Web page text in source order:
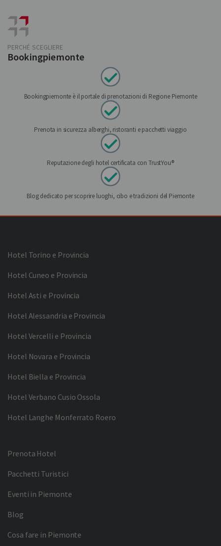
PERCHÉ SCEGLIERE
Bookingpiemonte
Bookingpiemonte è il portale di prenotazioni di Regione Piemonte
Prenota in sicurezza alberghi, ristoranti e pacchetti viaggio
Reputazione degli hotel certificata con TrustYou®
Blog dedicato per scoprire luoghi, cibo e tradizioni del Piemonte
Hotel Torino e Provincia
Hotel Cuneo e Provincia
Hotel Asti e Provincia
Hotel Alessandria e Provincia
Hotel Vercelli e Provincia
Hotel Novara e Provincia
Hotel Biella e Provincia
Hotel Verbano Cusio Ossola
Hotel Langhe Monferrato Roero
Prenota Hotel
Pacchetti Turistici
Eventi in Piemonte
Blog
Cosa fare in Piemonte